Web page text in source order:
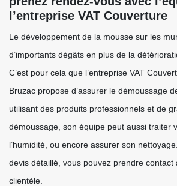
l’entreprise VAT Couverture
Le développement de la mousse sur les
d’importants dégâts en plus de la
C’est pour cela que l’entreprise VAT
Bruzac propose d’assurer le démoussage
utilisant des produits professionnels et de
démoussage, son équipe peut aussi traiter
l’humidité, ou encore assurer son
devis détaillé, vous pouvez prendre contact
clientèle.